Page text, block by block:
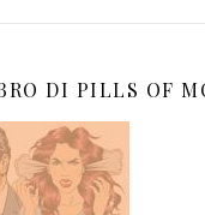
DI PILLS OF